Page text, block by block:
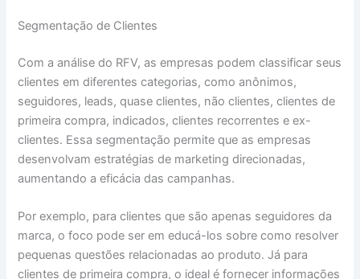
Segmentação de Clientes
Com a análise do RFV, as empresas podem classificar seus
clientes em diferentes categorias, como anônimos,
seguidores, leads, quase clientes, não clientes, clientes de
primeira compra, indicados, clientes recorrentes e ex-
clientes. Essa segmentação permite que as empresas
desenvolvam estratégias de marketing direcionadas,
aumentando a eficácia das campanhas.
Por exemplo, para clientes que são apenas seguidores da
marca, o foco pode ser em educá-los sobre como resolver
pequenas questões relacionadas ao produto. Já para
clientes de primeira compra, o ideal é fornecer informações